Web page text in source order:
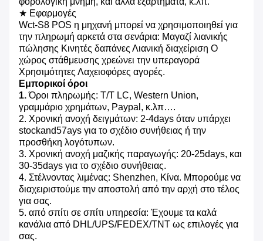
★ Εφαρμογές
Wct-S8 POS η μηχανή μπορεί να χρησιμοποιηθεί για
την πληρωμή αρκετά στα σενάρια: Μαγαζί λιανικής
πώλησης Κινητές δαπάνες Λιανική διαχείριση Ο
χώρος στάθμευσης χρεώνει την υπεραγορά
Χρησιμότητες Λαχειοφόρες αγορές.
Εμπορικοί όροι
1.Όροι πληρωμής: T/T LC, Western Union,
γραμμάριο χρημάτων, Paypal, κ.λπ….
2. Χρονική ανοχή δειγμάτων: 2-4days όταν υπάρχει
stockand57ays για το σχέδιο συνήθειας ή την
προσθήκη λογότυπων.
3. Χρονική ανοχή μαζικής παραγωγής: 20-25days, και
30-35days για το σχέδιο συνήθειας.
4. Στέλνοντας λιμένας: Shenzhen, Κίνα. Μπορούμε να
διαχειριστούμε την αποστολή από την αρχή στο τέλος
για σας.
5. από σπίτι σε σπίτι υπηρεσία: Έχουμε τα καλά
κανάλια από DHL/UPS/FEDEX/TNT ως επιλογές για
σας.